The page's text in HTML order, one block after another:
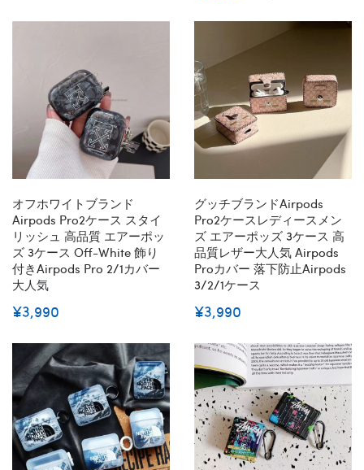
オフホワイトブランド
Airpods Pro2ケース スタイ
リッシュ 高品質 エアーポッ
ズ 3ケース Off-White 飾り
付きairpods Pro 2/1カバー
大人気
¥3,990
グッチブランドairpods
Pro2ケースレディースメン
ズ エアーポッズ 3ケース 高
品質レザー大人気 Airpods
Proカバー 落下防止airpods
3/2/1ケース
¥3,990